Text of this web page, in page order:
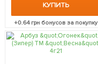
КУПИТЬ
+0.64грн бонусов за покупку